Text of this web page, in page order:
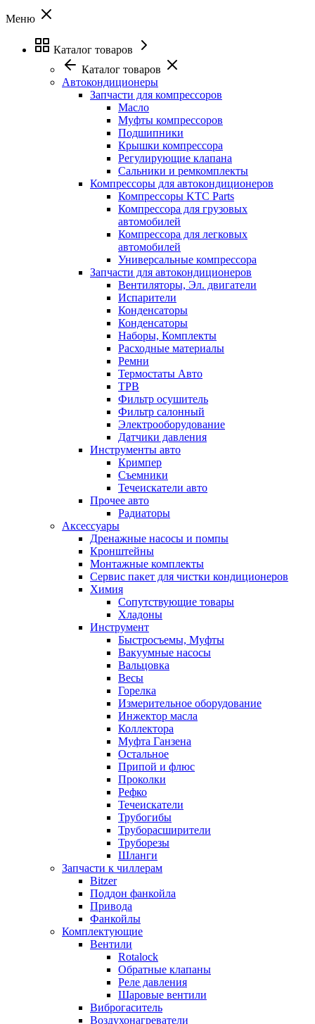
Меню
Каталог товаров
Каталог товаров
Автокондиционеры
Запчасти для компрессоров
Масло
Муфты компрессоров
Подшипники
Крышки компрессора
Регулирующие клапана
Сальники и ремкомплекты
Компрессоры для автокондиционеров
Компрессоры KTC Parts
Компрессора для грузовых
автомобилей
Компрессора для легковых
автомобилей
Универсальные компрессора
Запчасти для автокондиционеров
Вентиляторы, Эл. двигатели
Испарители
Конденсаторы
Конденсаторы
Наборы, Комплекты
Расходные материалы
Ремни
Термостаты Авто
ТРВ
Фильтр осушитель
Фильтр салонный
Электрооборудование
Датчики давления
Инструменты авто
Кримпер
Съемники
Течеискатели авто
Прочее авто
Радиаторы
Аксессуары
Дренажные насосы и помпы
Кронштейны
Монтажные комплекты
Сервис пакет для чистки кондиционеров
Химия
Сопутствующие товары
Хладоны
Инструмент
Быстросъемы, Муфты
Вакуумные насосы
Вальцовка
Весы
Горелка
Измерительное оборудование
Инжектор масла
Коллектора
Муфта Ганзена
Остальное
Припой и флюс
Проколки
Рефко
Течеискатели
Трубогибы
Труборасширители
Труборезы
Шланги
Запчасти к чиллерам
Bitzer
Поддон фанкойла
Привода
Фанкойлы
Комплектующие
Вентили
Rotalock
Обратные клапаны
Реле давления
Шаровые вентили
Виброгаситель
Воздухонагреватели